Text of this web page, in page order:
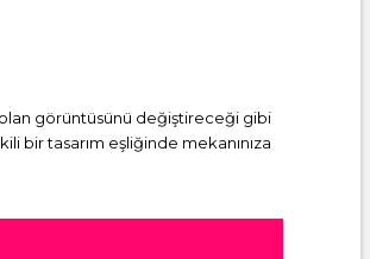
olan görüntüsünü değiştireceği gibi
bir tasarım eşliğinde mekanınıza